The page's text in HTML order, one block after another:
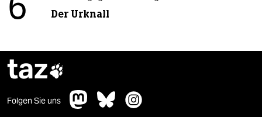
6 Der Urknall
taz
Folgen Sie uns